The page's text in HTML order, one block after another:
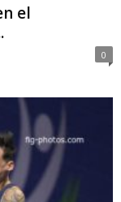
el
0